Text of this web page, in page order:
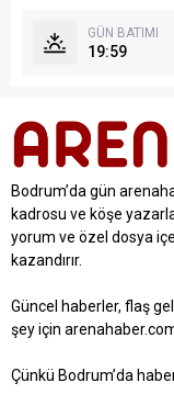
GÜN BATIMI
19:59
Bodrum’da gün
kadrosu ve köşe
yorum ve özel dosya
kazandırır.
Güncel haberler, flaş
şey için
Çünkü Bodrum’da